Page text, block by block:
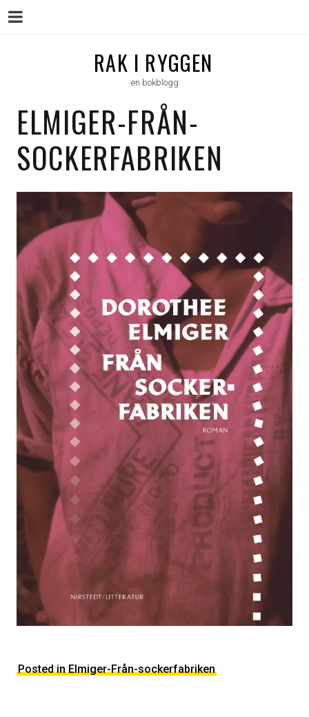
RAK I RYGGEN
en bokblogg
ELMIGER-FRÅN-
SOCKERFABRIKEN
Posted in Elmiger-Från-sockerfabriken
Menu